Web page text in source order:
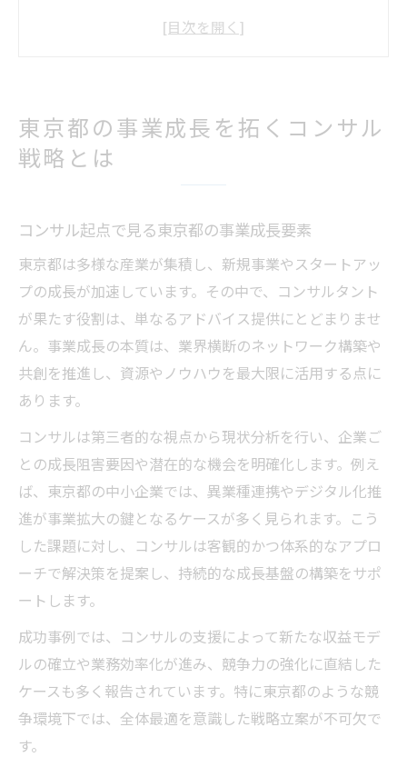
スタートアップ支援に活きるエコシステム活用
法
携戦略
コンサルが導く東京都での起業家支援の流
れ
エコシステム推進に不可欠なコンサル手法
とは
東京都スタートアップとコンサルの成長事
コンサルが担う多様なパートナー連携のコ
ツ
コンサル視点で考える共創モデル実践のヒント
コンサルが考える共創モデルの実践ポイン
ト
東京都の共創事例から学ぶコンサル活用法
コンサル提案で生まれる業種横断型連携術
ビジネスエコシステム共創の最新トレンド
コンサルがリードするイノベーション事例
ビジネスエコシステム構築で未来を切り拓く
コンサルが提案するエコシステム構築プロ
東京都の事業成長を拓くコンサル
戦略とは
コンサル起点で見る東京都の事業成長要素
東京都は多様な産業が集積し、新規事業やスタートアッ
プの成長が加速しています。その中で、コンサルタント
が果たす役割は、単なるアドバイス提供にとどまりませ
ん。事業成長の本質は、業界横断のネットワーク構築や
共創を推進し、資源やノウハウを最大限に活用する点に
あります。
コンサルは第三者的な視点から現状分析を行い、企業ご
との成長阻害要因や潜在的な機会を明確化します。例え
ば、東京都の中小企業では、異業種連携やデジタル化推
進が事業拡大の鍵となるケースが多く見られます。こう
した課題に対し、コンサルは客観的かつ体系的なアプロ
ーチで解決策を提案し、持続的な成長基盤の構築をサポ
ートします。
成功事例では、コンサルの支援によって新たな収益モデ
ルの確立や業務効率化が進み、競争力の強化に直結した
ケースも多く報告されています。特に東京都のような競
争環境下では、全体最適を意識した戦略立案が不可欠で
す。